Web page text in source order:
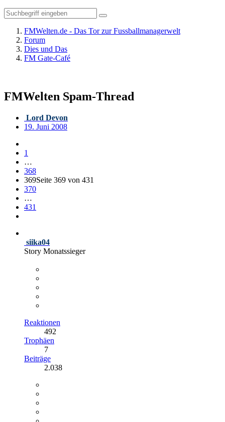
FMWelten.de - Das Tor zur Fussballmanagerwelt
Forum
Dies und Das
FM Gate-Café
FMWelten Spam-Thread
Lord Devon
19. Juni 2008
1
…
368
369Seite 369 von 431
370
…
431
siika04
Story Monatssieger
Reaktionen
492
Trophäen
7
Beiträge
2.038